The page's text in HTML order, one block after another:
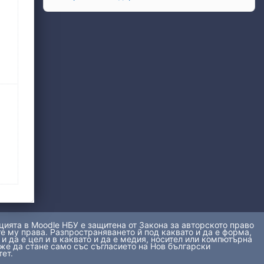
31 май
в Moodle НБУ е защитена от Закона за авторското право
му права. Разпространяването й под каквато и да е форма,
и да е цел и в каквато и да е медия, носител или компютърна
да стане само със съгласието на Нов български